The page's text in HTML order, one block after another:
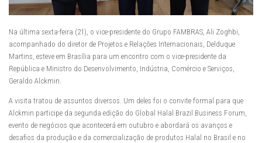
Na última sexta-feira (21), o vice-presidente do Grupo FAMBRAS, Ali Zoghbi,
acompanhado do diretor de Projetos e Relações Internacionais, Delduque
Martins, esteve em Brasília para um encontro com o vice-presidente da
República e Ministro do Desenvolvimento, Indústria, Comércio e Serviços,
Geraldo Alckmin.
A visita tratou de assuntos diversos. Um deles foi o convite formal para que
Alckmin participe da segunda edição do Global Halal Brazil Business Forum,
evento de negócios que acontecerá em outubro e abordará os avanços e
desafios da produção e da comercialização de produtos Halal no Brasil e no